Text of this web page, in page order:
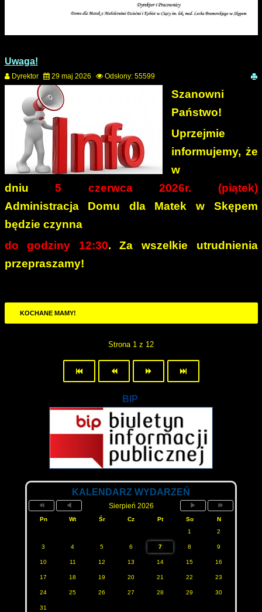
Uwaga!
Dyrektor 29 maj 2026 Odsłony: 55599
Szanowni
Państwo!
Uprzejmie
informujemy, że
w
dniu 5 czerwca 2026r. (piątek)
Administracja Domu dla Matek w Skępem
będzie czynna
dogodziny 12:30.Za wszelkie utrudnienia
przepraszamy!
KOCHANE MAMY!
Strona 1 z 12
BIP
KALENDARZ WYDARZEŃ
Sierpień 2026
Pn Wt Śr Cz Pt So
N
1
2
3 4 5 6 7 8 9
10 11 12 13 14 15 16
17 18 19 20 21 22 23
24 25 26 27 28 29 30
31